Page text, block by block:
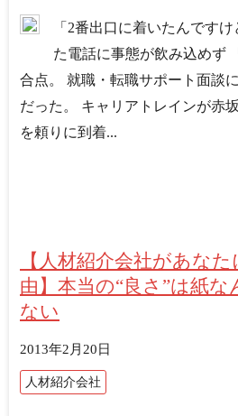
「2番出口に着いたんです
た電話に事態が飲み込めず
合点。 就職・転職サポート面談
だった。 キャリアトレインが赤
を頼りに到着...
【人材紹介会社があな
由】本当の“良さ”は紙な
ない
2013年2月20日
人材紹介会社